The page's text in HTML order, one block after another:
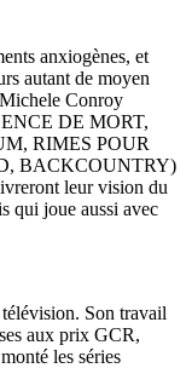
anxiogènes, et
autant de moyen
Conroy
DE MORT,
RIMES POUR
BACKCOUNTRY)
leur vision du
qui joue aussi avec
Son travail
aux prix GCR,
les séries